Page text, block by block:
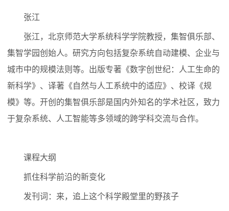
张江
张江，北京师范大学系统科学学院教授，集智俱乐部、
集智学园创始人。研究方向包括复杂系统自动建模、企业与
城市中的规模法则等。出版专著《数字创世纪：人工生命的
新科学》、译著《自然与人工系统中的适应》、校译《规
模》等。开创的集智俱乐部是国内外知名的学术社区，致力
于复杂系统、人工智能等多领域的跨学科交流与合作。
课程大纲
抓住科学前沿的新变化
发刊词：来，追上这个科学殿堂里的野孩子